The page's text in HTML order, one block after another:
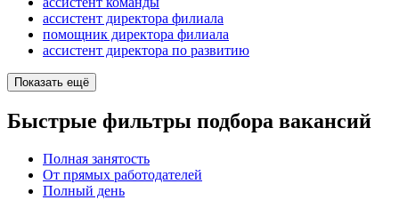
ассистент директора филиала
помощник директора филиала
ассистент директора по развитию
Показать ещё
Быстрые фильтры подбора вакансий
Полная занятость
От прямых работодателей
Полный день